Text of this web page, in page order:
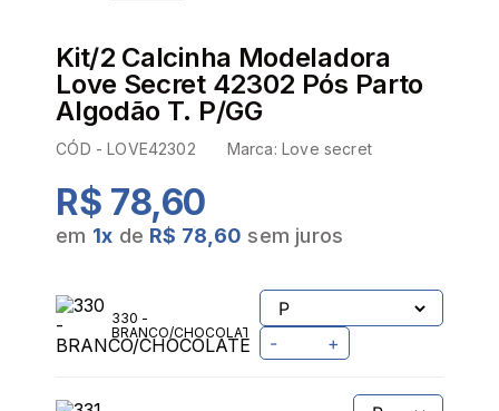
Kit/2 Calcinha Modeladora
Love Secret 42302 Pós Parto
Algodão T. P/GG
CÓD -LOVE42302 Marca:Love secret
R$ 78,60
em 1x de R$ 78,60 sem juros
330 -
BRANCO/CHOCOLATE
- +